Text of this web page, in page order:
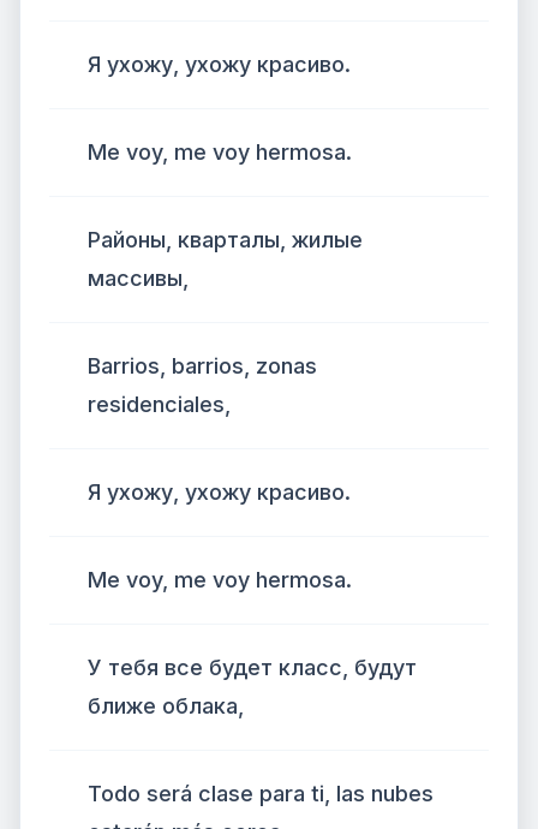
Я ухожу, ухожу красиво.
Me voy, me voy hermosa.
Районы, кварталы, жилые
массивы,
Barrios, barrios, zonas
residenciales,
Я ухожу, ухожу красиво.
Me voy, me voy hermosa.
У тебя все будет класс, будут
ближе облака,
Todo será clase para ti, las nubes